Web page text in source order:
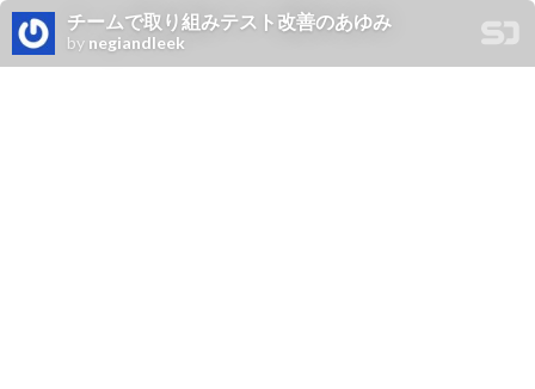
チームで取り組みテスト改善のあゆみ
by negiandleek